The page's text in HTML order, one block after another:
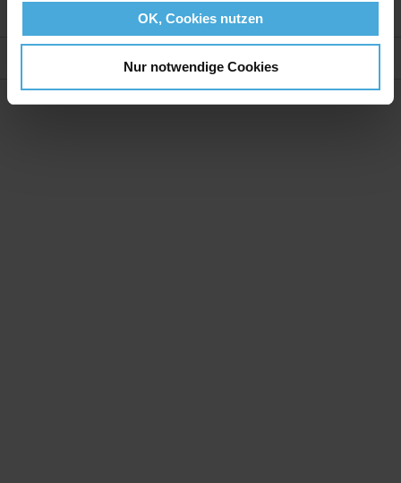
OK, Cookies nutzen
Nur notwendige Cookies
Weitere Informationen